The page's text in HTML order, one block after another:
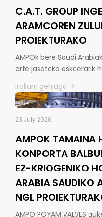
C.A.T. GROUP
ARAMCOREN
PROIEKTURAKO
AMPOk bere Saudi
arte jasotako eskaerarik
Irakurri gehiago
23 July 2026
AMPOK TAMAINA
KONPORTA
EZ-KRIOGENIKO
ARABIA SAUDIKO
NGL
AMPO POYAM VALVES